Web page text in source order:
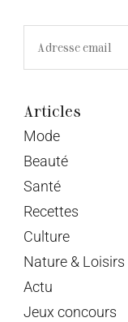
Articles
Mode
Beauté
Santé
Recettes
Culture
Nature & Loisirs
Actu
Jeux concours